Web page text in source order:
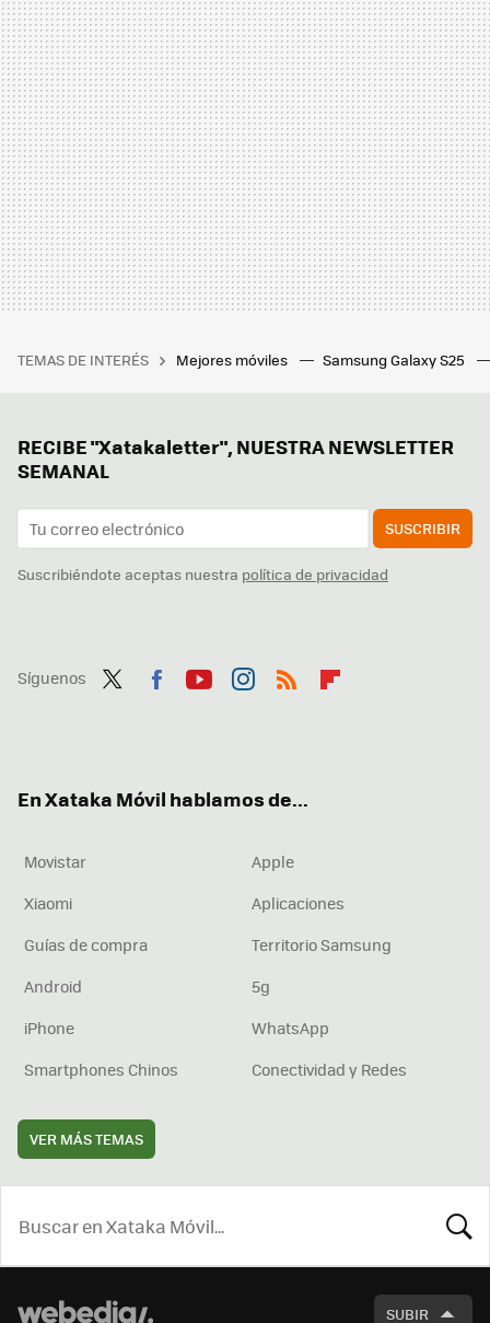
TEMAS DE INTERÉS Mejores móviles Samsung Galaxy S25
RECIBE "Xatakaletter", NUESTRA NEWSLETTER
SEMANAL
SUSCRIBIR
Suscribiéndote aceptas nuestra política de privacidad
Síguenos
En Xataka Móvil hablamos de...
Movistar
Apple
Xiaomi
Aplicaciones
Guías de compra
Territorio Samsung
Android
5g
iPhone
WhatsApp
Smartphones Chinos
Conectividad y Redes
VER MÁS TEMAS
SUBIR